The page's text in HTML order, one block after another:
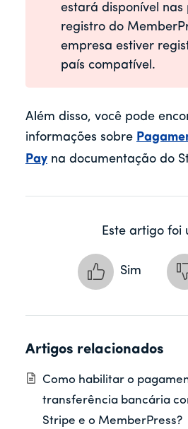
estará disponível nas
registro do
empresa estiver
país compatível.
Além disso, você pode
informações sobre
Pay na documentação do
Este artigo foi
Sim
Artigos relacionados
Como habilitar o
transferência bancária
Stripe e o MemberPress?